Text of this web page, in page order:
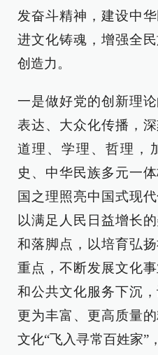
发奋斗精神，建设中
进文化铸魂，增强全
创造力。
一是做好党的创新理
表达、大众化传播，
道理、学理、哲理，
史、中华民族多元一
国之理照亮中国式现
以满足人民日益增长
和落脚点，以培育弘
重点，不断发展文化
和公共文化服务下沉
更为丰富、更高质量
文化“飞入寻常百姓家”